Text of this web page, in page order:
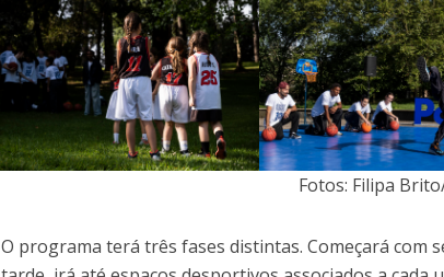
Fotos: Filipa
O programa terá três fases distintas. Começará com